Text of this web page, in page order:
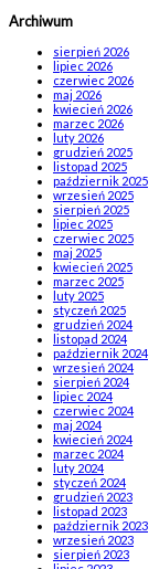
Archiwum
sierpień 2026
lipiec 2026
czerwiec 2026
maj 2026
kwiecień 2026
marzec 2026
luty 2026
grudzień 2025
listopad 2025
październik 2025
wrzesień 2025
sierpień 2025
lipiec 2025
czerwiec 2025
maj 2025
kwiecień 2025
marzec 2025
luty 2025
styczeń 2025
grudzień 2024
listopad 2024
październik 2024
wrzesień 2024
sierpień 2024
lipiec 2024
czerwiec 2024
maj 2024
kwiecień 2024
marzec 2024
luty 2024
styczeń 2024
grudzień 2023
listopad 2023
październik 2023
wrzesień 2023
sierpień 2023